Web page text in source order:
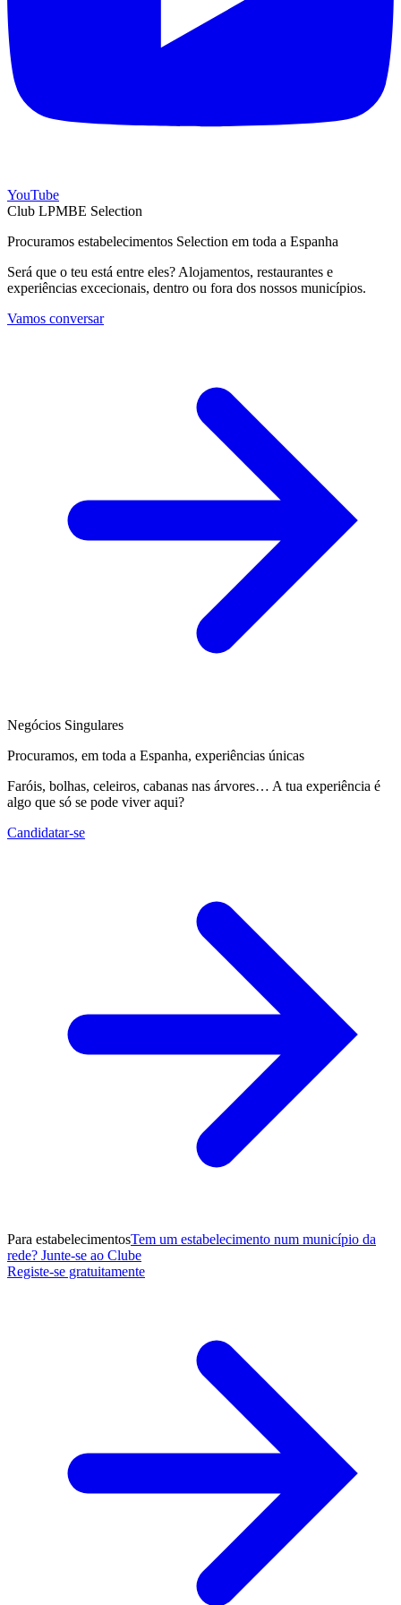
YouTube
Club LPMBE Selection
Procuramos estabelecimentos Selection em toda a Espanha
Será que o teu está entre eles? Alojamentos, restaurantes e
experiências excecionais, dentro ou fora dos nossos municípios.
Vamos conversar
Negócios Singulares
Procuramos, em toda a Espanha, experiências únicas
Faróis, bolhas, celeiros, cabanas nas árvores… A tua experiência é
algo que só se pode viver aqui?
Candidatar-se
Para estabelecimentosTem um estabelecimento num município da
rede? Junte-se ao Clube
Registe-se gratuitamente